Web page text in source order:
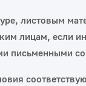
листовым
лицам, если
письменными